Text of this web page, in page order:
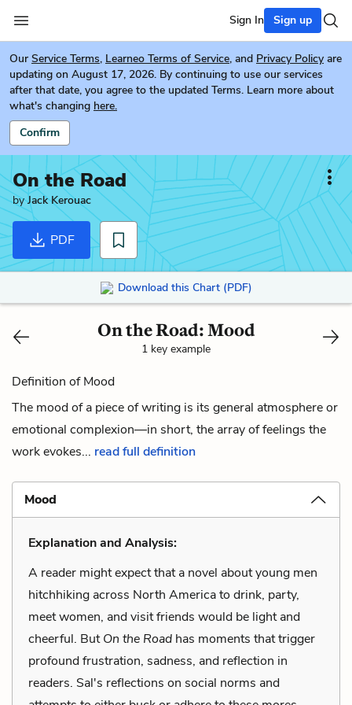
Sign In Sign up
Our Service Terms, Learneo Terms of Service, and Privacy Policy are
updating on August 17, 2026. By continuing to use our services
after that date, you agree to the updated Terms. Learn more about
what's changing here.
Confirm
On the Road
byJack Kerouac
PDF
Download this Chart (PDF)
On the Road: Mood
1 key example
Definition of Mood
The mood of a piece of writing is its general atmosphere or
emotional complexion—in short, the array of feelings the
work evokes... read full definition
Mood
Explanation and Analysis:
A reader might expect that a novel about young men
hitchhiking across North America to drink, party,
meet women, and visit friends would be light and
cheerful. ButOn the Road has moments that trigger
profound frustration, sadness, and reflection in
readers. Sal's reflections on social norms and